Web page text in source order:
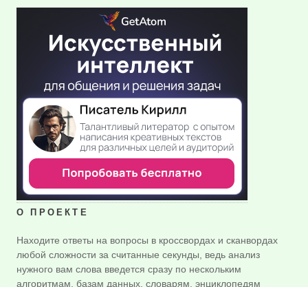
О ПРОЕКТЕ
Находите ответы на вопросы в кроссвордах и сканвордах
любой сложности за считанные секунды, ведь анализ
нужного вам слова введется сразу по нескольким
алгоритмам, базам данных, словарям, энциклопедям